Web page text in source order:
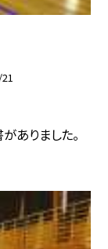
ありました。